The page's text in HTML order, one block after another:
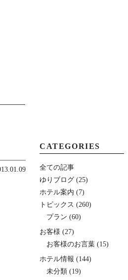
CATEGORIES
全ての記事
ゆりブログ (25)
ホテル案内 (7)
トピックス (260)
プラン (60)
お客様 (27)
お客様のお言葉 (15)
ホテル情報 (144)
未分類 (19)